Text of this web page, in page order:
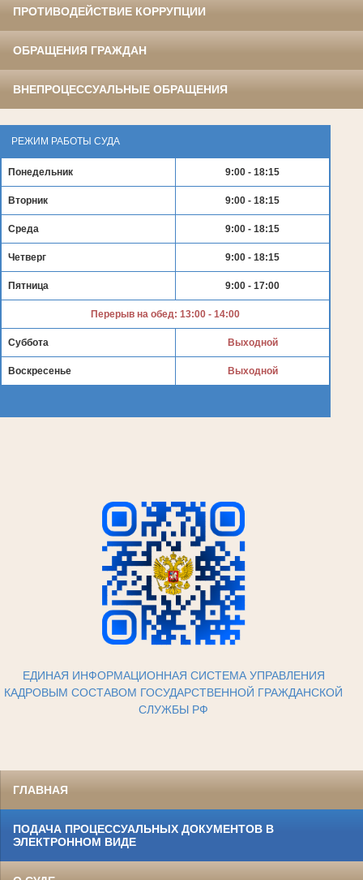
ПРОТИВОДЕЙСТВИЕ КОРРУПЦИИ
ОБРАЩЕНИЯ ГРАЖДАН
ВНЕПРОЦЕССУАЛЬНЫЕ ОБРАЩЕНИЯ
РЕЖИМ РАБОТЫ СУДА
Понедельник 9:00 - 18:15
Вторник 9:00 - 18:15
Среда 9:00 - 18:15
Четверг 9:00 - 18:15
Пятница 9:00 - 17:00
Перерыв на обед: 13:00 - 14:00
Суббота Выходной
Воскресенье Выходной
ЕДИНАЯ ИНФОРМАЦИОННАЯ СИСТЕМА УПРАВЛЕНИЯ
КАДРОВЫМ СОСТАВОМ ГОСУДАРСТВЕННОЙ ГРАЖДАНСКОЙ
СЛУЖБЫ РФ
ГЛАВНАЯ
ПОДАЧА ПРОЦЕССУАЛЬНЫХ ДОКУМЕНТОВ В
ЭЛЕКТРОННОМ ВИДЕ